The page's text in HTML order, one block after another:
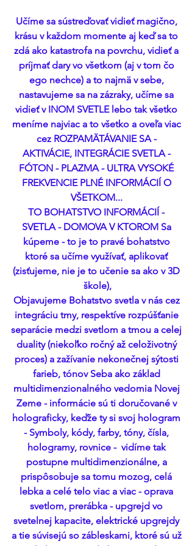
Učíme sa sústreďovať vidieť magično,
krásu v každom momente aj keď sa to
zdá ako katastrofa na povrchu, vidieť a
príjmať dary vo všetkom (aj v tom čo
ego nechce) a to najmä v sebe,
nastavujeme sa na zázraky, učíme sa
vidieť v INOM SVETLE lebo tak všetko
meníme najviac a to všetko a oveľa viac
cez ROZPAMÄTÁVANIE SA -
AKTIVÁCIE, INTEGRÁCIE SVETLA -
FÓTON - PLAZMA - ULTRA VYSOKÉ
FREKVENCIE PLNÉ INFORMÁCIÍ O
VŠETKOM...
TO BOHATSTVO INFORMÁCIÍ -
SVETLA - DOMOVA V KTOROM Sa
kúpeme - to je to pravé bohatstvo
ktoré sa učíme využívať, aplikovať
(zisťujeme, nie je to učenie sa ako v 3D
škole),
Objavujeme Bohatstvo svetla v nás cez
integráciu tmy, respektíve rozpúšťanie
separácie medzi svetlom a tmou a celej
duality (niekoľko ročný až celoživotný
proces) a zažívanie nekonečnej sýtosti
farieb, tónov Seba ako základ
multidimenzionalného vedomia Novej
Zeme - informácie sú ti doručované v
holograficky, keďže ty si svoj hologram
- Symboly, kódy, farby, tóny, čísla,
hologramy, rovnice -  vidíme tak
postupne multidimenzionálne, a
prispôsobuje sa tomu mozog, celá
lebka a celé telo viac a viac - oprava
svetlom, prerábka - upgrejd vo
svetelnej kapacite, elektrické upgrejdy
a tie súvisejú so zábleskami, ktoré sú už